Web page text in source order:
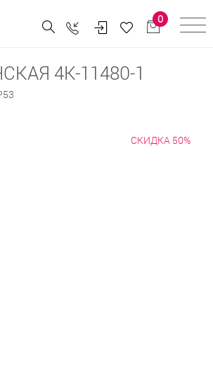
0
4К-11480-1
СКИДКА 50%